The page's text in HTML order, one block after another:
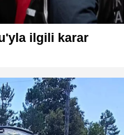
ilgili karar